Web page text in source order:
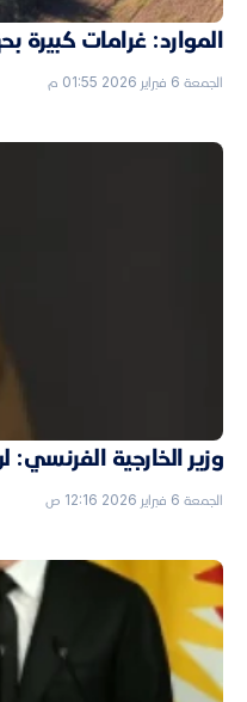
الموارد: غرامات كبيرة
الجمعة 6 فبراير 2026 01:55 م
وزير الخارجية
الجمعة 6 فبراير 2026 12:16 ص